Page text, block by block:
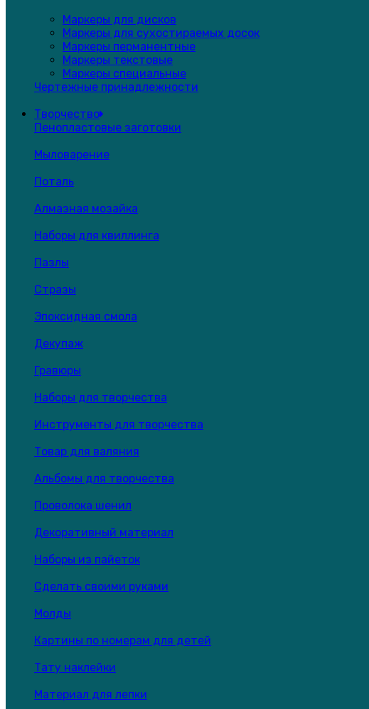
Маркеры для дисков
Маркеры для сухостираемых досок
Маркеры перманентные
Маркеры текстовые
Маркеры специальные
Чертежные принадлежности
Творчество
Пенопластовые заготовки
Мыловарение
Поталь
Алмазная мозайка
Наборы для квиллинга
Пазлы
Стразы
Эпоксидная смола
Декупаж
Гравюры
Наборы для творчества
Инструменты для творчества
Товар для валяния
Альбомы для творчества
Проволока шенил
Декоративный материал
Наборы из пайеток
Сделать своими руками
Молды
Картины по номерам для детей
Тату наклейки
Материал для лепки